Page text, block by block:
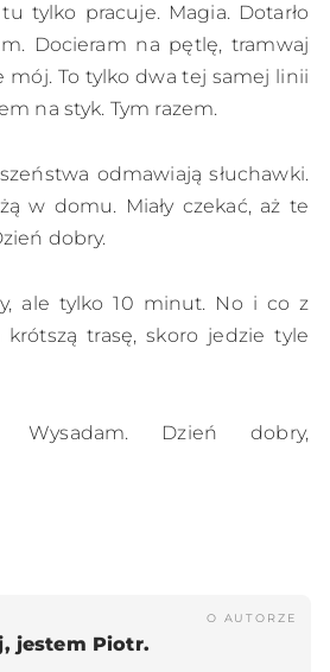
tylko pracuje. Magia. Dotarło
Docieram na pętlę, tramwaj
mój. To tylko dwa tej samej linii
na styk. Tym razem.
odmawiają słuchawki.
w domu. Miały czekać, aż te
dobry.
ale tylko 10 minut. No i co z
trasę, skoro jedzie tyle
Wysadam. Dzień dobry,
O AUTORZE
jestem Piotr.